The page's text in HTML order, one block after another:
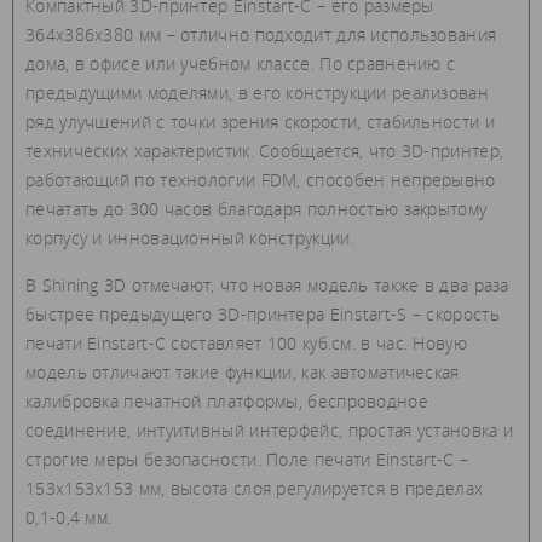
Компактный 3D-принтер Einstart-C – его размеры
364х386х380 мм – отлично подходит для использования
дома, в офисе или учебном классе. По сравнению с
предыдущими моделями, в его конструкции реализован
ряд улучшений с точки зрения скорости, стабильности и
технических характеристик. Сообщается, что 3D-принтер,
работающий по технологии FDM, способен непрерывно
печатать до 300 часов благодаря полностью закрытому
корпусу и инновационный конструкции.
В Shining 3D отмечают, что новая модель также в два раза
быстрее предыдущего 3D-принтера Einstart-S – скорость
печати Einstart-C составляет 100 куб.см. в час. Новую
модель отличают такие функции, как автоматическая
калибровка печатной платформы, беспроводное
соединение, интуитивный интерфейс, простая установка и
строгие меры безопасности. Поле печати Einstart-C –
153х153х153 мм, высота слоя регулируется в пределах
0,1-0,4 мм.